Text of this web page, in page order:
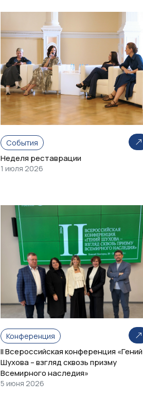
События
Неделя реставрации
1 июля 2026
Конференция
II Всероссийская конференция «Гений
Шухова – взгляд сквозь призму
Всемирного наследия»
5 июня 2026